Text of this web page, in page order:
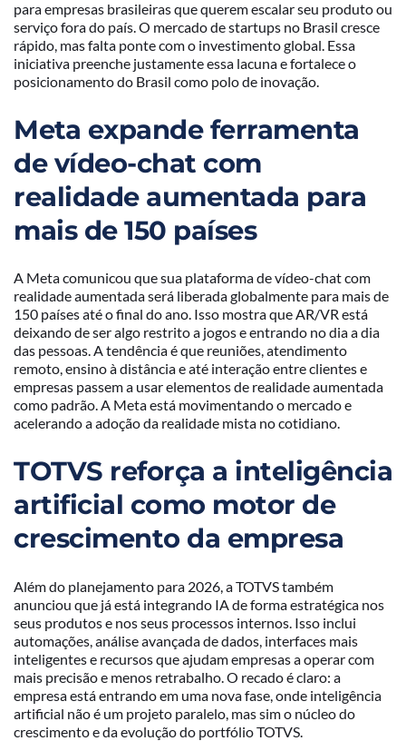
para empresas brasileiras que querem escalar seu produto ou
serviço fora do país. O mercado de startups no Brasil cresce
rápido, mas falta ponte com o investimento global. Essa
iniciativa preenche justamente essa lacuna e fortalece o
posicionamento do Brasil como polo de inovação.
Meta expande ferramenta
de vídeo-chat com
realidade aumentada para
mais de 150 países
A Meta comunicou que sua plataforma de vídeo-chat com
realidade aumentada será liberada globalmente para mais de
150 países até o final do ano. Isso mostra que AR/VR está
deixando de ser algo restrito a jogos e entrando no dia a dia
das pessoas. A tendência é que reuniões, atendimento
remoto, ensino à distância e até interação entre clientes e
empresas passem a usar elementos de realidade aumentada
como padrão. A Meta está movimentando o mercado e
acelerando a adoção da realidade mista no cotidiano.
TOTVS reforça a inteligência
artificial como motor de
crescimento da empresa
Além do planejamento para 2026, a TOTVS também
anunciou que já está integrando IA de forma estratégica nos
seus produtos e nos seus processos internos. Isso inclui
automações, análise avançada de dados, interfaces mais
inteligentes e recursos que ajudam empresas a operar com
mais precisão e menos retrabalho. O recado é claro: a
empresa está entrando em uma nova fase, onde inteligência
artificial não é um projeto paralelo, mas sim o núcleo do
crescimento e da evolução do portfólio TOTVS.